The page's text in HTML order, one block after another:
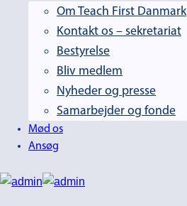
Om Teach First Danmark
Kontakt os – sekretariat
Bestyrelse
Bliv medlem
Nyheder og presse
Samarbejder og fonde
Mød os
Ansøg